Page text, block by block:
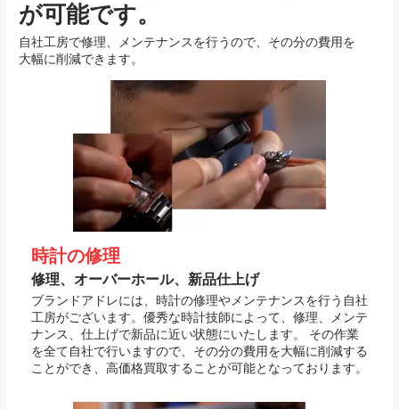
が可能です。
自社工房で修理、メンテナンスを行うので、その分の費用を
大幅に削減できます。
時計の修理
修理、オーバーホール、新品仕上げ
ブランドアドレには、時計の修理やメンテナンスを行う自社
工房がございます。優秀な時計技師によって、修理、メンテ
ナンス、仕上げで新品に近い状態にいたします。 その作業
を全て自社で行いますので、その分の費用を大幅に削減する
ことができ、高価格買取することが可能となっております。